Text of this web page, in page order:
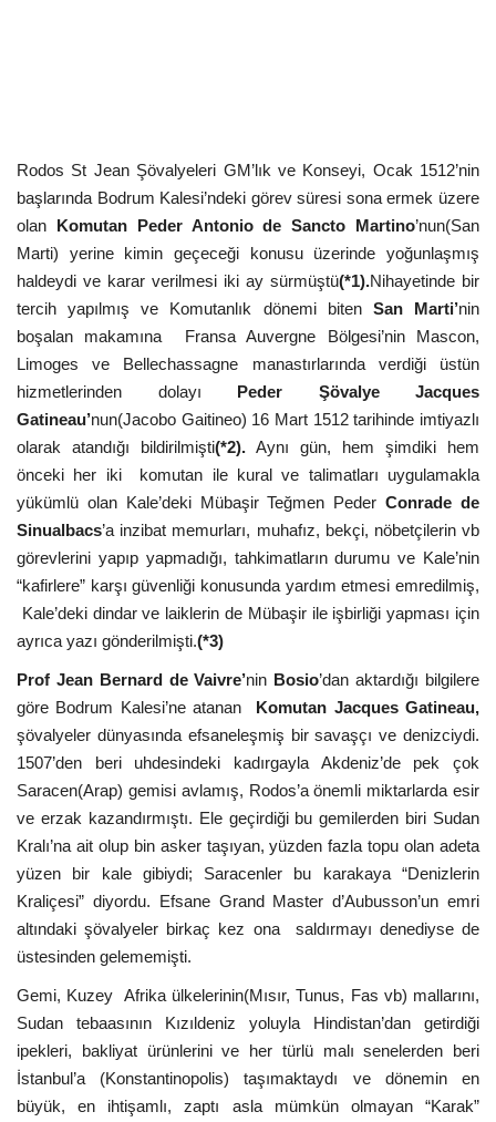
Gündem
Dünya
Rodos St Jean Şövalyeleri GM’lık ve Konseyi, Ocak 1512’nin
başlarında Bodrum Kalesi’ndeki görev süresi sona ermek üzere
olan Komutan Peder Antonio de Sancto Martino’nun(San
Marti) yerine kimin geçeceği konusu üzerinde yoğunlaşmış
haldeydi ve karar verilmesi iki ay sürmüştü(*1).Nihayetinde bir
tercih yapılmış ve Komutanlık dönemi biten San Marti’nin
boşalan makamına Fransa Auvergne Bölgesi’nin Mascon,
Limoges ve Bellechassagne manastırlarında verdiği üstün
hizmetlerinden dolayı Peder Şövalye Jacques
Gatineau’nun(Jacobo Gaitineo) 16 Mart 1512 tarihinde imtiyazlı
olarak atandığı bildirilmişti(*2). Aynı gün, hem şimdiki hem
önceki her iki komutan ile kural ve talimatları uygulamakla
yükümlü olan Kale’deki Mübaşir Teğmen PederConrade de
Sinualbacs’a inzibat memurları, muhafız, bekçi, nöbetçilerin vb
görevlerini yapıp yapmadığı, tahkimatların durumu ve Kale’nin
“kafirlere” karşı güvenliği konusunda yardım etmesi emredilmiş,
Kale’deki dindar ve laiklerin de Mübaşir ile işbirliği yapması için
ayrıca yazı gönderilmişti.(*3)
Prof Jean Bernard de Vaivre’nin Bosio’dan aktardığı bilgilere
göre Bodrum Kalesi’ne atanan Komutan JacquesGatineau,
şövalyeler dünyasında efsaneleşmiş bir savaşçı ve denizciydi.
1507’den beri uhdesindeki kadırgayla Akdeniz’de pek çok
Saracen(Arap) gemisi avlamış, Rodos’a önemli miktarlarda esir
ve erzak kazandırmıştı. Ele geçirdiği bu gemilerden biri Sudan
Kralı’na ait olup bin asker taşıyan, yüzden fazla topu olan adeta
yüzen bir kale gibiydi; Saracenler bu karakaya “Denizlerin
Kraliçesi” diyordu. Efsane Grand Master d’Aubusson’un emri
altındaki şövalyeler birkaç kez ona saldırmayı denediyse de
üstesinden gelememişti.
Gemi, Kuzey Afrika ülkelerinin(Mısır, Tunus, Fas vb) mallarını,
Sudan tebaasının Kızıldeniz yoluyla Hindistan’dan getirdiği
ipekleri, bakliyat ürünlerini ve her türlü malı senelerden beri
İstanbul’a (Konstantinopolis) taşımaktaydı ve dönemin en
büyük, en ihtişamlı, zaptı asla mümkün olmayan “Karak”